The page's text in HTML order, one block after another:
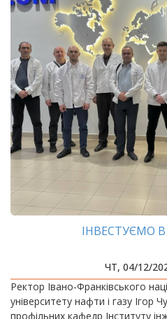
ІНВЕСТУЄМО
ЧТ, 04/12/
Ректор Івано-Франківського
університету нафти і газу Ігор
профільних кафедр Інституту